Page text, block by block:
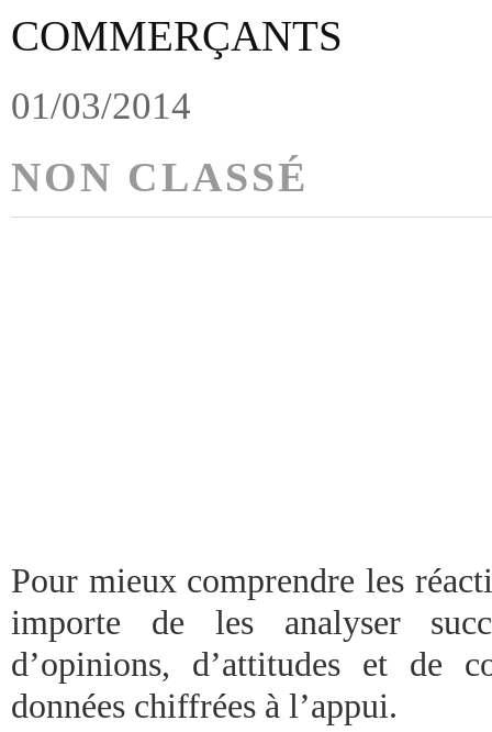
COMMERÇANTS
01/03/2014
NON CLASSÉ
Pour mieux comprendre les
importe de les analyser
d’opinions, d’attitudes et de
données chiffrées à l’appui.